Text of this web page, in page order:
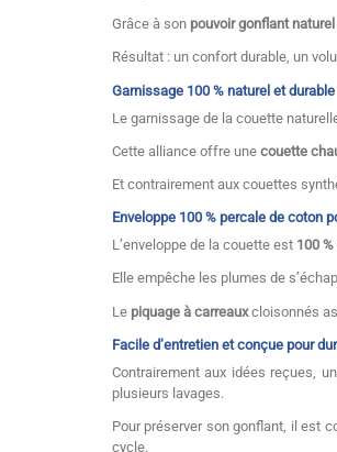
Grâce à son pouvoir gonflant
Résultat : un confort durable, un
Garnissage 100 % naturel et durable
Le garnissage de la couette
Cette alliance offre une couette
Et contrairement aux couettes
Enveloppe 100 % percale de coton
L’enveloppe de la couette est 100
Elle empêche les plumes de
Le piquage à carreauxcloisonnés
Facile d’entretien et conçue pour
Contrairement aux idées reçues,
plusieurs lavages.
Pour préserver son gonflant, il est
cycle.